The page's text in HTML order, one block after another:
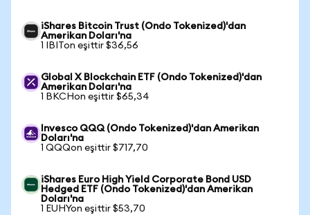
iShares Bitcoin Trust (Ondo Tokenized)'dan
Amerikan Doları'na
1 IBITon eşittir $36,56
Global X Blockchain ETF (Ondo Tokenized)'dan
Amerikan Doları'na
1 BKCHon eşittir $65,34
Invesco QQQ (Ondo Tokenized)'dan Amerikan
Doları'na
1 QQQon eşittir $717,70
iShares Euro High Yield Corporate Bond USD
Hedged ETF (Ondo Tokenized)'dan Amerikan
Doları'na
1 EUHYon eşittir $53,70